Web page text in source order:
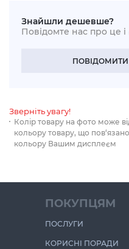
Знайшли дешевше?
Повідомте нас про це
Зверніть увагу!
Колір товару на фото може
кольору товару, що
кольору Вашим дисплеєм
ПОКУПЦЯМ
ПОСЛУГИ
КОРИСНІ ПОРАДИ